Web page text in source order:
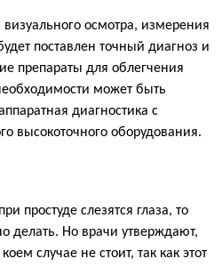
осмотра, измерения
поставлен точный диагноз и
препараты для облегчения
может быть
диагностика с
высокоточного оборудования.
простуде слезятся глаза, то
делать. Но врачи утверждают,
случае не стоит, так как этот